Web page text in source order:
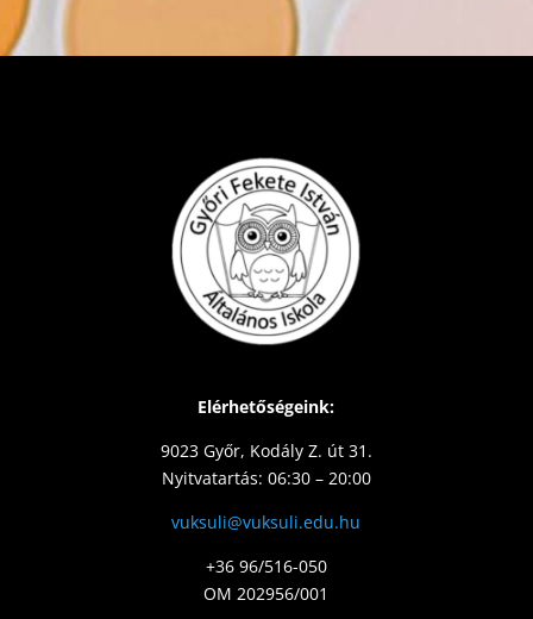
Elérhetőségeink:
9023 Győr, Kodály Z. út 31.
Nyitvatartás: 06:30 – 20:00
vuksuli@vuksuli.edu.hu
+36 96/516-050
OM 202956/001